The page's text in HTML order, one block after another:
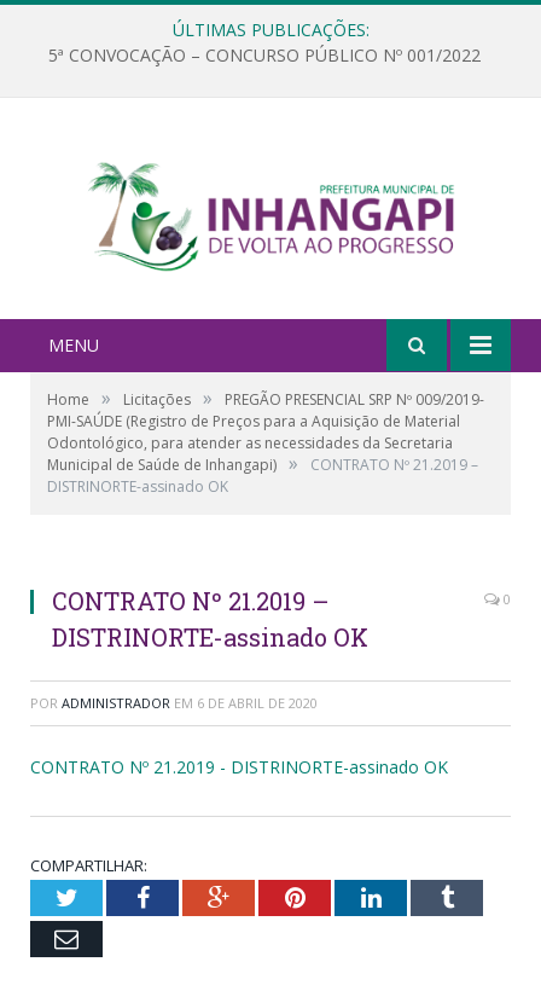
ÚLTIMAS PUBLICAÇÕES:
5ª CONVOCAÇÃO – CONCURSO PÚBLICO Nº 001/2022
MENU
Home » Licitações »
PREGÃO PRESENCIAL SRP Nº 009/2019-
PMI-SAÚDE (Registro de Preços para a Aquisição de Material
Odontológico, para atender as necessidades da Secretaria
Municipal de Saúde de Inhangapi) »
CONTRATO Nº 21.2019 –
DISTRINORTE-assinado OK
CONTRATO Nº 21.2019 –
DISTRINORTE-assinado OK
0
POR ADMINISTRADOR EM 6 DE ABRIL DE 2020
CONTRATO Nº 21.2019 - DISTRINORTE-assinado OK
COMPARTILHAR:
TwitterFacebookGoogle+PinterestLinkedInTumblr
Email